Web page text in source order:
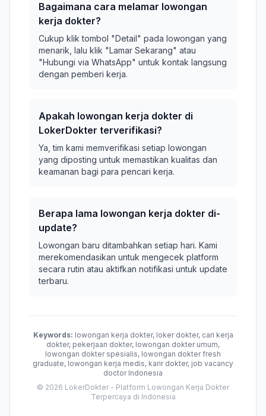
Bagaimana cara melamar lowongan
kerja dokter?
Cukup klik tombol "Detail" pada lowongan yang
menarik, lalu klik "Lamar Sekarang" atau
"Hubungi via WhatsApp" untuk kontak langsung
dengan pemberi kerja.
Apakah lowongan kerja dokter di
LokerDokter terverifikasi?
Ya, tim kami memverifikasi setiap lowongan
yang diposting untuk memastikan kualitas dan
keamanan bagi para pencari kerja.
Berapa lama lowongan kerja dokter di-
update?
Lowongan baru ditambahkan setiap hari. Kami
merekomendasikan untuk mengecek platform
secara rutin atau aktifkan notifikasi untuk update
terbaru.
Keywords: lowongan kerja dokter, loker dokter, cari kerja
dokter, pekerjaan dokter, lowongan dokter umum,
lowongan dokter spesialis, lowongan dokter fresh
graduate, lowongan kerja medis, karir dokter, job vacancy
doctor Indonesia
© 2026 LokerDokter - Platform Lowongan Kerja Dokter
Terpercaya di Indonesia